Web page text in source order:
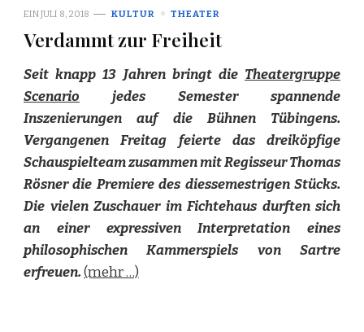
EINJULI 8, 2018 KULTUR THEATER
Verdammt zur Freiheit
Seit knapp 13 Jahren bringt die Theatergruppe
Scenario jedes Semester spannende
Inszenierungen auf die Bühnen Tübingens.
Vergangenen Freitag feierte das dreiköpfige
Schauspielteam zusammen mit Regisseur Thomas
Rösner die Premiere des diessemestrigen Stücks.
Die vielen Zuschauer im Fichtehaus durften sich
an einer expressiven Interpretation eines
philosophischen Kammerspiels von Sartre
erfreuen.(mehr …)